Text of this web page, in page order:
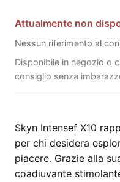
Attualmente non
Nessun riferimento al
Disponibile in negozio o
consiglio senza
Skyn Intensef X10
per chi desidera
piacere. Grazie alla
coadiuvante